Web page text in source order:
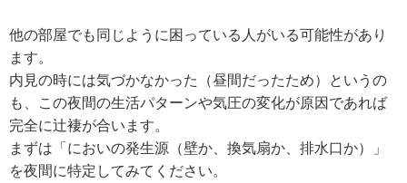
他の部屋でも同じように困っている人がいる可能性があり
ます。
内見の時には気づかなかった（昼間だったため）というの
も、この夜間の生活パターンや気圧の変化が原因であれば
完全に辻褄が合います。
まずは「においの発生源（壁か、換気扇か、排水口か）」
を夜間に特定してみてください。